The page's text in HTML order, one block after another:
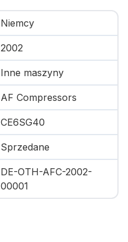
Niemcy
2002
Inne maszyny
AF Compressors
CE6SG40
Sprzedane
DE-OTH-AFC-2002-
00001